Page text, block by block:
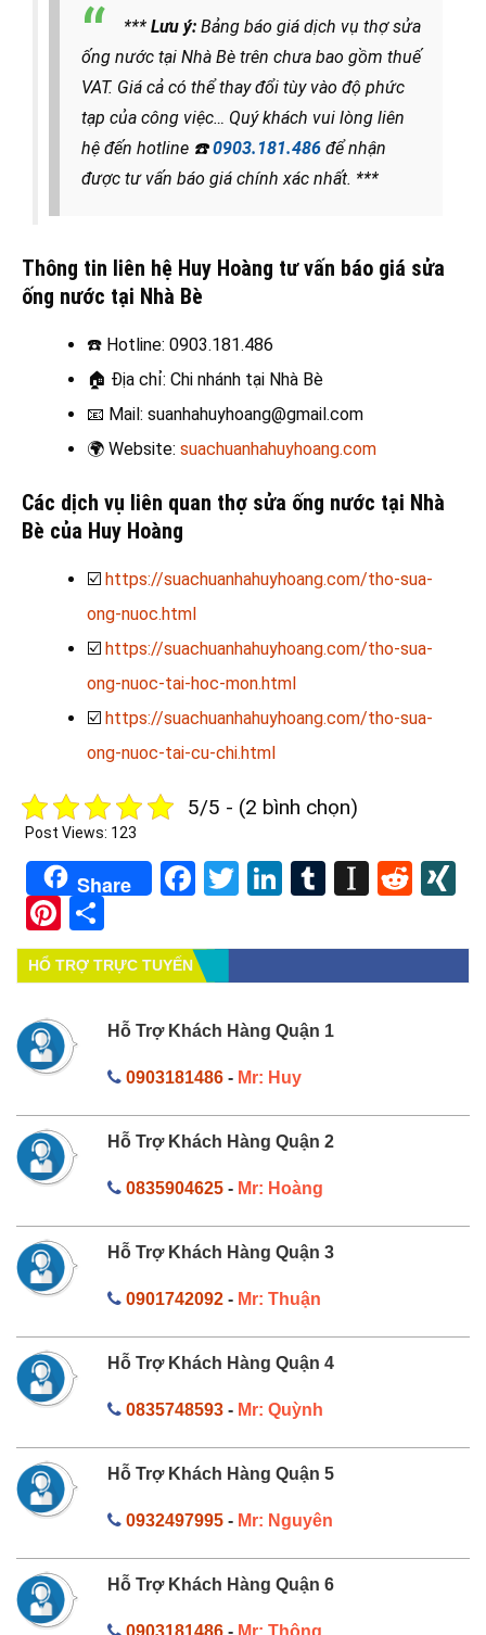
*** Lưu ý: Bảng báo giá dịch vụ thợ sửa
ống nước tại Nhà Bè trên chưa bao gồm thuế
VAT. Giá cả có thể thay đổi tùy vào độ phức
tạp của công việc… Quý khách vui lòng liên
hệ đến hotline ☎️0903.181.486 để nhận
được tư vấn báo giá chính xác nhất. ***
Thông tin liên hệ Huy Hoàng tư vấn báo giá sửa
ống nước tại Nhà Bè
☎️ Hotline: 0903.181.486
🏠 Địa chỉ: Chi nhánh tại Nhà Bè
📧 Mail: suanhahuyhoang@gmail.com
🌍 Website: suachuanhahuyhoang.com
Các dịch vụ liên quan thợ sửa ống nước tại Nhà
Bè của Huy Hoàng
☑️ https://suachuanhahuyhoang.com/tho-sua-
ong-nuoc.html
☑️ https://suachuanhahuyhoang.com/tho-sua-
ong-nuoc-tai-hoc-mon.html
☑️ https://suachuanhahuyhoang.com/tho-sua-
ong-nuoc-tai-cu-chi.html
5/5 - (2 bình chọn)
Post Views: 123
Share Facebook
TwitterLinkedIn
Tumblr
Pinterest
HỔ TRỢ TRỰC TUYẾN
Hỗ Trợ Khách Hàng Quận 1
0903181486- Mr: Huy
Hỗ Trợ Khách Hàng Quận 2
0835904625- Mr: Hoàng
Hỗ Trợ Khách Hàng Quận 3
0901742092- Mr: Thuận
Hỗ Trợ Khách Hàng Quận 4
0835748593- Mr: Quỳnh
Hỗ Trợ Khách Hàng Quận 5
0932497995- Mr: Nguyên
Hỗ Trợ Khách Hàng Quận 6
0903181486- Mr: Thông